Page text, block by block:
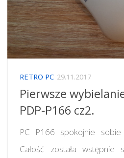
RETRO PC 29.11.2017
Pierwsze
PDP-P166 cz2.
PC P166 spokojnie
Całość została wstępnie